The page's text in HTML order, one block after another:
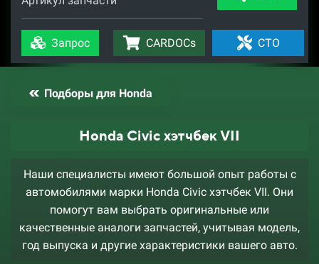
Запрос CARDOCs СТО
Подборы для Honda
Honda Civic хэтчбек VII
Наши специалисты имеют большой опыт работы с
автомобилями марки Honda Civic хэтчбек VII. Они
помогут вам выбрать оригинальные или
качественные аналоги запчастей, учитывая модель,
год выпуска и другие характеристики вашего авто.